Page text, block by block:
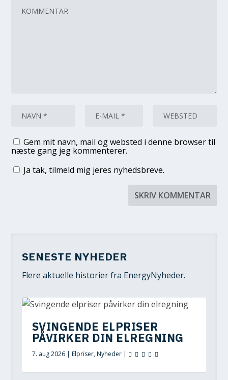
Gem mit navn, mail og websted i denne browser til
næste gang jeg kommenterer.
Ja tak, tilmeld mig jeres nyhedsbreve.
SENESTE NYHEDER
Flere aktuelle historier fra EnergyNyheder.
SVINGENDE ELPRISER
PÅVIRKER DIN ELREGNING
7. aug 2026| Elpriser,Nyheder|